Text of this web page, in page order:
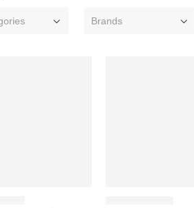
Brands